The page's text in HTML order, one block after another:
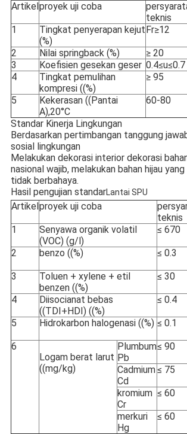
Artikel proyek uji coba
teknis
1
Tingkat penyerapan kejut
(%)
Fr≥12
2 Nilai springback (%) ≥ 20
3
Koefisien gesekan geser 0.4≤u≤0.7
4
Tingkat pemulihan
kompresi ((%)
≥ 95
5
Kekerasan ((Pantai
A),20°C
60-80
Standar Kinerja Lingkungan
Berdasarkan pertimbangan tanggung
sosial lingkungan
Melakukan dekorasi interior dekorasi
nasional wajib, melakukan bahan hijau
tidak berbahaya.
Hasil pengujian standarLantai SPU
Artikel proyek uji coba
teknis
1
Senyawa organik volatil
(VOC) (g/l)
≤ 670
2 benzo ((%) ≤ 0.3
3
Toluen + xylene + etil
benzen ((%)
≤ 30
4
Diisocianat bebas
((TDI+HDI) ((%)
≤ 0.4
5
Hidrokarbon halogenasi ((%) ≤ 0.1
6
Logam berat larut
((mg/kg)
Plumbum
Pb
≤ 90
Cadmium
Cd
≤ 75
kromium
Cr
≤ 60
merkuri
Hg
≤ 60